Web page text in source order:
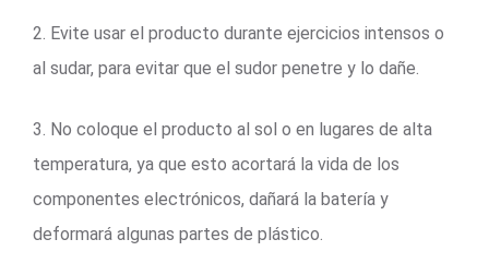
2. Evite usar el producto durante ejercicios intensos o
al sudar, para evitar que el sudor penetre y lo dañe.
3. No coloque el producto al sol o en lugares de alta
temperatura, ya que esto acortará la vida de los
componentes electrónicos, dañará la batería y
deformará algunas partes de plástico.